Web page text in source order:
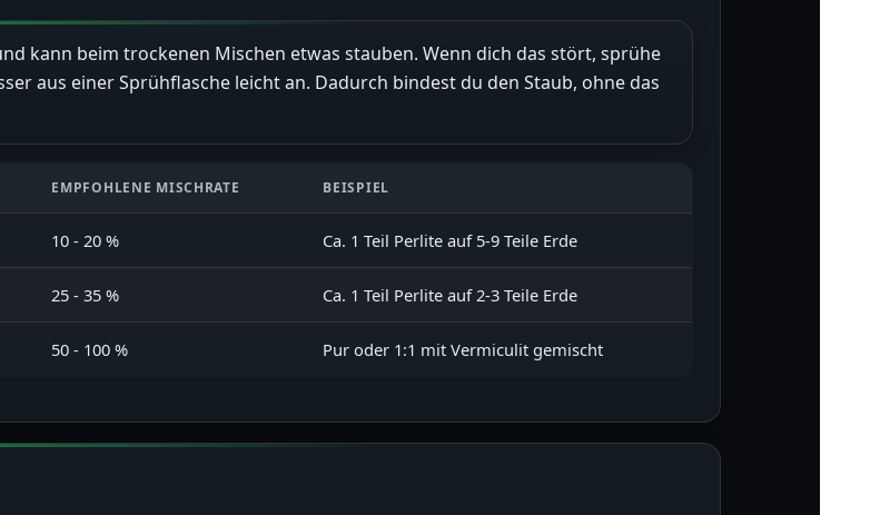
kann beim trockenen Mischen etwas stauben. Wenn dich das stört, sprühe
aus einer Sprühflasche leicht an. Dadurch bindest du den Staub, ohne das
EMPFOHLENE MISCHRATE BEISPIEL
10 - 20 % Ca. 1 Teil Perlite auf 5-9 Teile Erde
25 - 35 % Ca. 1 Teil Perlite auf 2-3 Teile Erde
50 - 100 % Pur oder 1:1 mit Vermiculit gemischt